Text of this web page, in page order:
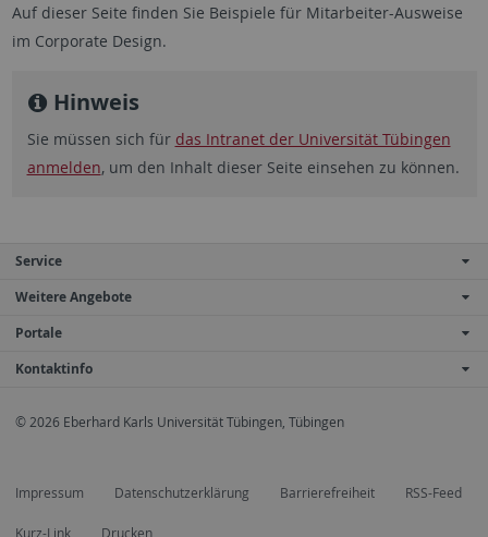
Auf dieser Seite finden Sie Beispiele für Mitarbeiter-Ausweise
im Corporate Design.
Hinweis
Sie müssen sich für das Intranet der Universität Tübingen
anmelden, um den Inhalt dieser Seite einsehen zu können.
Service
Weitere Angebote
Portale
Kontaktinfo
© 2026 Eberhard Karls Universität Tübingen, Tübingen
Impressum Datenschutzerklärung Barrierefreiheit RSS-Feed